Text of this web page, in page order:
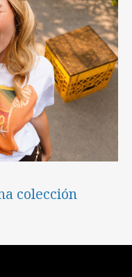
colección